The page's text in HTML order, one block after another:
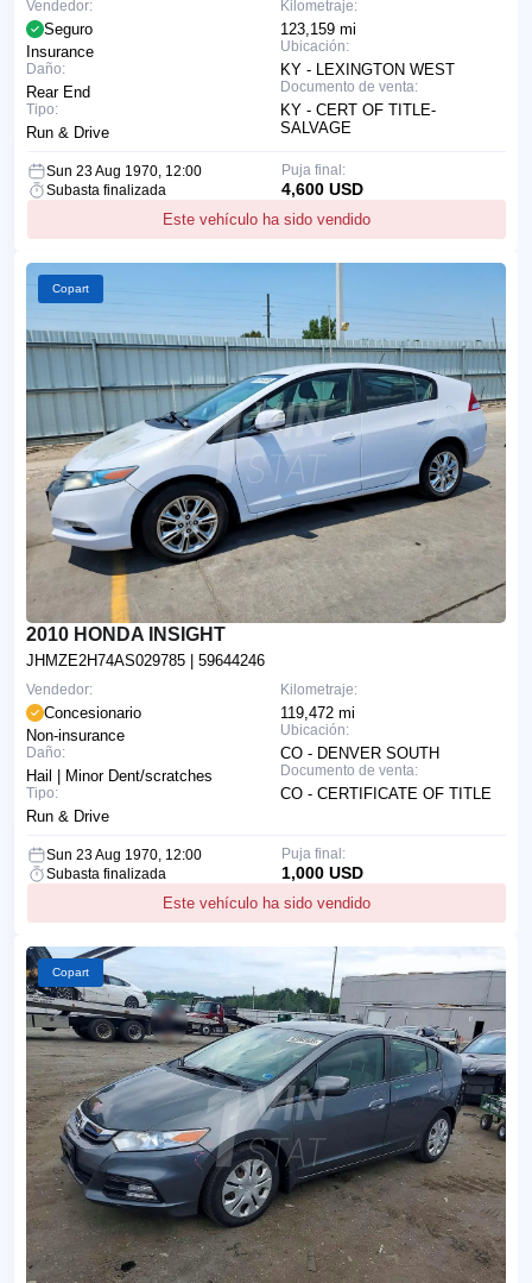
Kilometraje:
123,159 mi
Ubicación:
KY - LEXINGTON WEST
Documento de venta:
KY - CERT OF TITLE-
SALVAGE
Vendedor:
Seguro
Insurance
Daño:
Rear End
Tipo:
Run & Drive
Sun 23 Aug 1970, 12:00
Subasta finalizada
Este vehículo ha sido vendido
Puja final:
4,600 USD
Copart
2010 HONDA INSIGHT
JHMZE2H74AS029785 | 59644246
Kilometraje:
119,472 mi
Ubicación:
CO - DENVER SOUTH
Documento de venta:
CO - CERTIFICATE OF TITLE
Vendedor:
Concesionario
Non-insurance
Daño:
Hail | Minor Dent/scratches
Tipo:
Run & Drive
Sun 23 Aug 1970, 12:00
Subasta finalizada
Este vehículo ha sido vendido
Puja final:
1,000 USD
Copart